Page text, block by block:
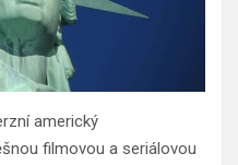
americký
filmovou a seriálovou